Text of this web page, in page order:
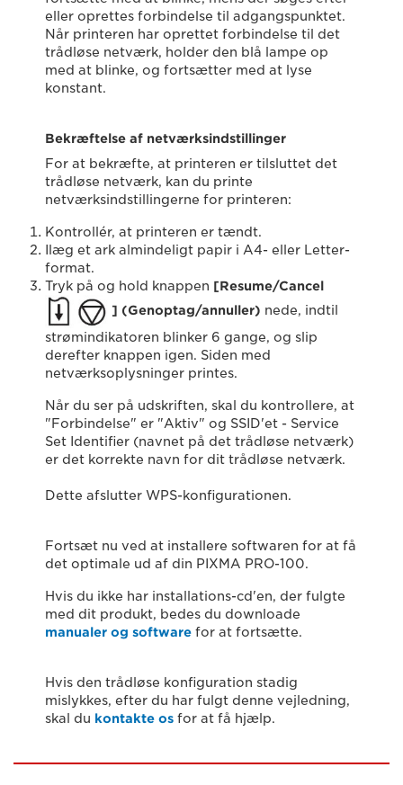
eller oprettes forbindelse til adgangspunktet.
Når printeren har oprettet forbindelse til det
trådløse netværk, holder den blå lampe op
med at blinke, og fortsætter med at lyse
konstant.
Bekræftelse af netværksindstillinger
For at bekræfte, at printeren er tilsluttet det
trådløse netværk, kan du printe
netværksindstillingerne for printeren:
Kontrollér, at printeren er tændt.
Ilæg et ark almindeligt papir i A4- eller Letter-
format.
Tryk på og hold knappen [Resume/Cancel
] (Genoptag/annuller) nede, indtil
strømindikatoren blinker 6 gange, og slip
derefter knappen igen. Siden med
netværksoplysninger printes.
Når du ser på udskriften, skal du kontrollere, at
"Forbindelse" er "Aktiv" og SSID'et - Service
Set Identifier (navnet på det trådløse netværk)
er det korrekte navn for dit trådløse netværk.
Dette afslutter WPS-konfigurationen.
Fortsæt nu ved at installere softwaren for at få
det optimale ud af din PIXMA PRO-100.
Hvis du ikke har installations-cd'en, der fulgte
med dit produkt, bedes du downloade
manualer og software for at fortsætte.
Hvis den trådløse konfiguration stadig
mislykkes, efter du har fulgt denne vejledning,
skal du kontakte os for at få hjælp.